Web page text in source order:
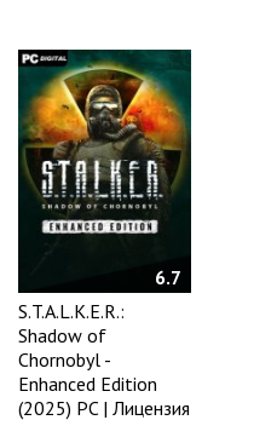
6.7
S.T.A.L.K.E.R.:
Shadow of
Chornobyl -
Enhanced Edition
(2025) PC | Лицензия